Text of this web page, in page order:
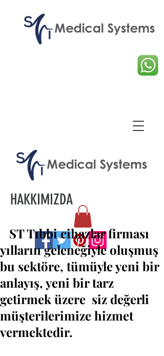
HAKKIMIZDA
ST Tıbbi cihazlar firması
yılların geleneğiyle oluşmuş
bu sektöre, tümüyle yeni bir
anlayış, yeni bir tarz
getirmek üzere siz değerli
müşterilerimize hizmet
vermektedir.